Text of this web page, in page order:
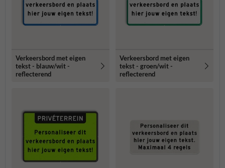
Verkeersbord met eigen
tekst - blauw/wit -
reflecterend
Verkeersbord met eigen
tekst - groen/wit -
reflecterend